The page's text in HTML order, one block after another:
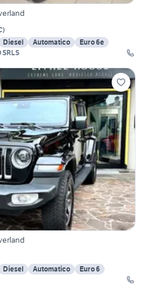
)
Diesel Automatico
Euro 6e
SRLS
Diesel Automatico
Euro 6